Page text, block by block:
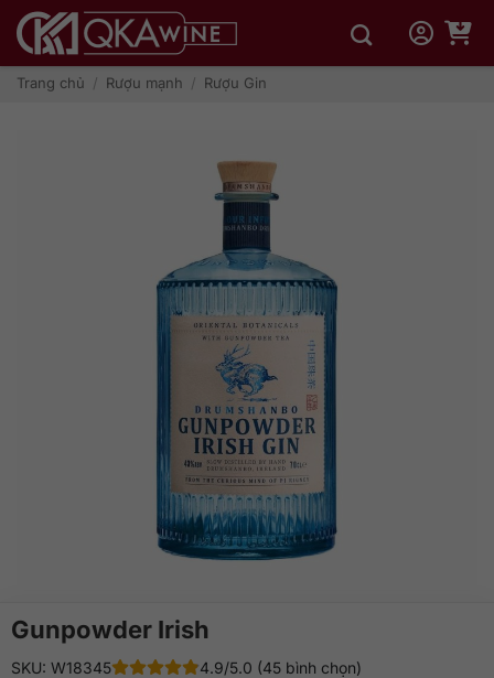
qua
dungTrang chủ / Rượu mạnh / Rượu Gin
Gunpowder Irish
SKU: W18345
4.9/5.0 (45 bình chọn)